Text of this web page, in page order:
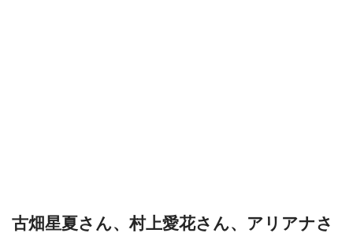
古畑星夏さん、村上愛花さん、アリアナさ